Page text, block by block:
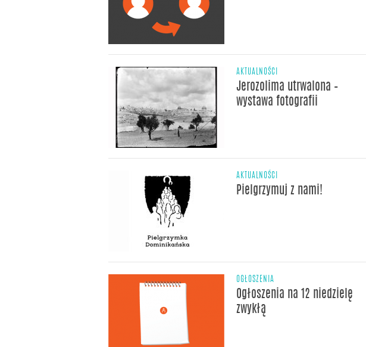
AKTUALNOŚCI
Jerozolima utrwalona –
wystawa fotografii
AKTUALNOŚCI
Pielgrzymuj z nami!
OGŁOSZENIA
Ogłoszenia na 12 niedzielę
zwykłą